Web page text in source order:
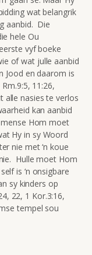
wat belangrik
aanbid. Die
hele Ou
vyf boeke
of wat julle aanbid
Jood en daarom is
11:26,
alle nasies te verlos
kan aanbid
mense Hom moet
Hy in sy Woord
nie met ‘n koue
Hulle moet Hom
is ‘n onsigbare
sy kinders op
22, 1 Kor.3:16,
tempel sou